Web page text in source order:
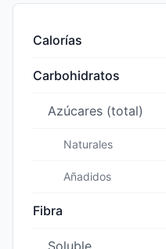
Calorías
Carbohidratos
Azúcares (total)
Naturales
Añadidos
Fibra
Soluble